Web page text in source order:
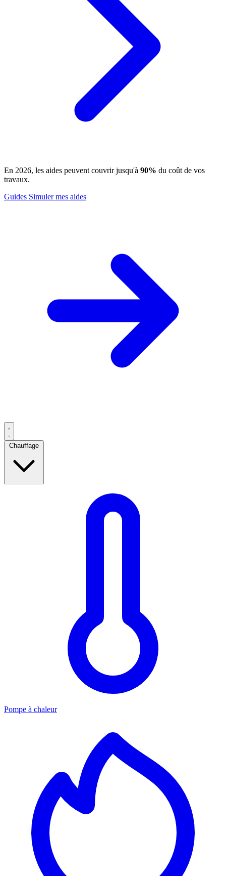
En 2026, les aides peuvent couvrir jusqu'à 90% du coût de vos
travaux.
Guides Simuler mes aides
Pompe à chaleur